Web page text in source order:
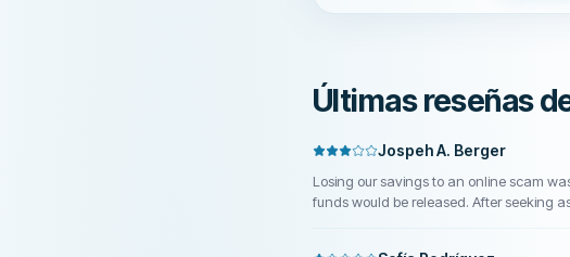
Últimas reseñas
Jospeh A. Berger
Losing our savings to an online scam
funds would be released. After seeking